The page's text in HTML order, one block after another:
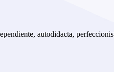
autodidacta,